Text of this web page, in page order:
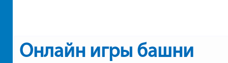
Онлайн игры башни